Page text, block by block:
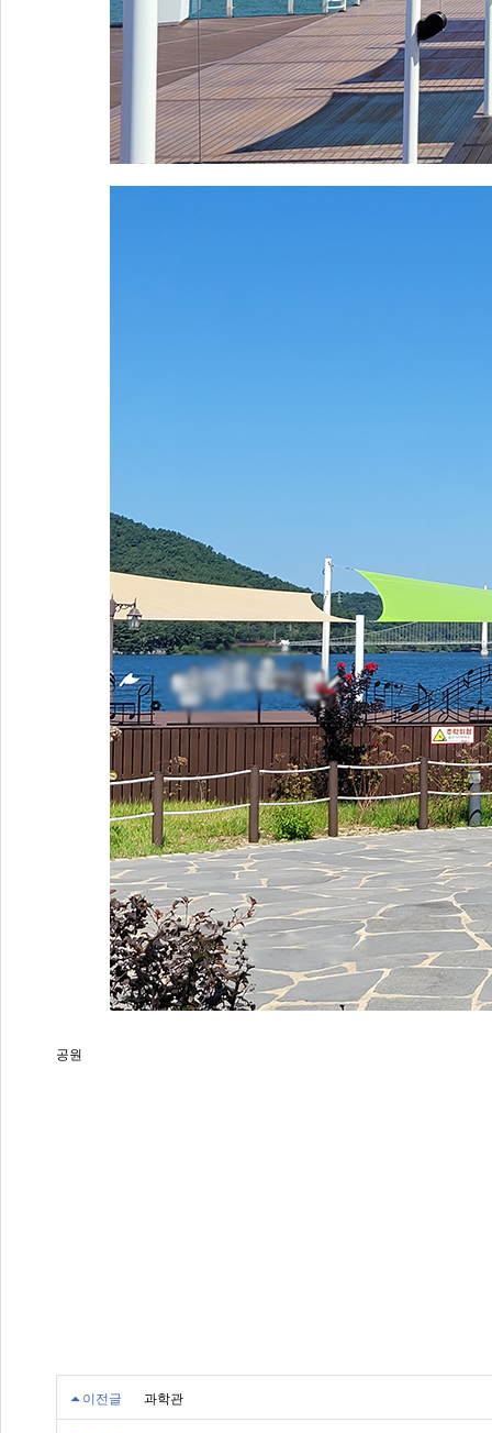
공원
이전글 과학관